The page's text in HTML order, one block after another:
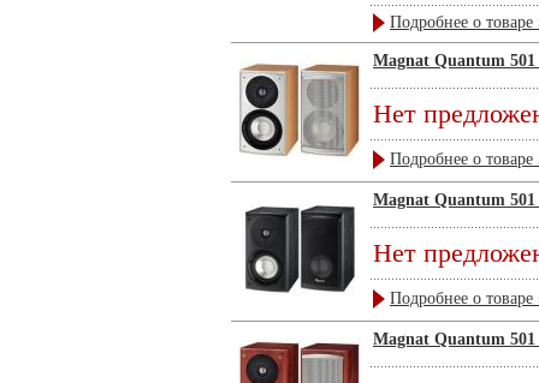
Подробнее о товаре
Magnat Quantum 501
Нет
Подробнее о товаре
Magnat Quantum
Нет
Подробнее о товаре
Magnat Quantum